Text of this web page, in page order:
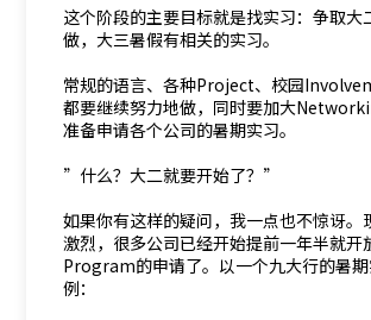
这个阶段的主要目标就是找实习：争取大
做，大三暑假有相关的实习。
常规的语言、各种Project、校园
都要继续努力地做，同时要加大
准备申请各个公司的暑期实习。
”什么？大二就要开始了？”
如果你有这样的疑问，我一点也不惊讶。
激烈，很多公司已经开始提前一年半就
Program的申请了。以一个九大行的暑
例：